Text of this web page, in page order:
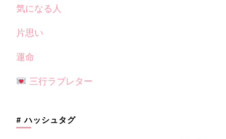
気になる人
片思い
運命
三行ラブレター
# ハッシュタグ